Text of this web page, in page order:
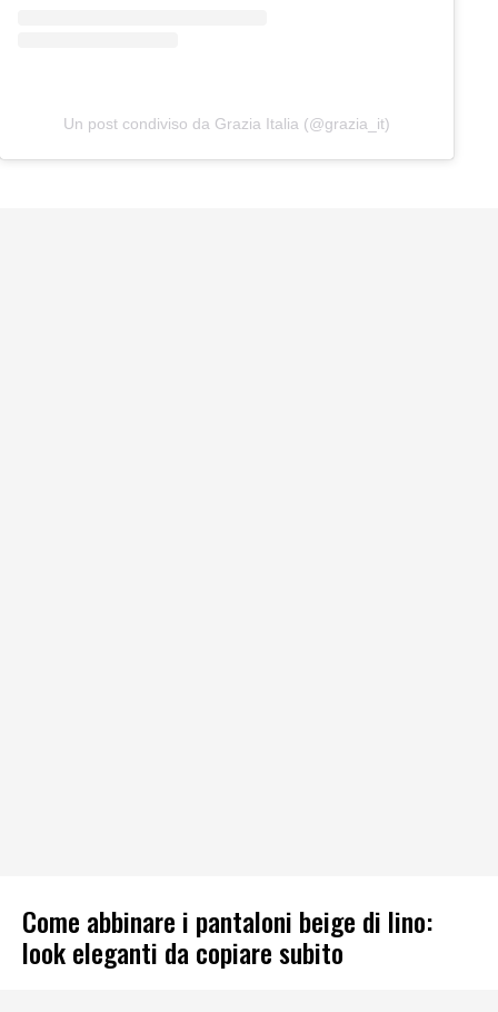
Un post condiviso da Grazia Italia (@grazia_it)
Come abbinare i pantaloni beige di lino:
look eleganti da copiare subito